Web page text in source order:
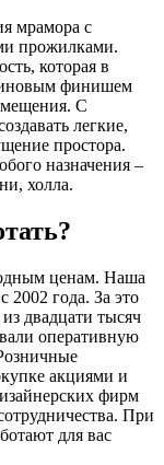
мрамора с
прожилками.
которая в
финишем
С
легкие,
простора.
назначения –
холла.
ценам. Наша
2002 года. За это
двадцати тысяч
оперативную
акциями и
фирм
При
для вас